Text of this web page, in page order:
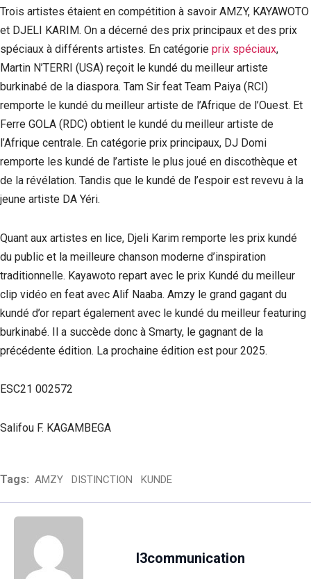
Trois artistes étaient en compétition à savoir AMZY, KAYAWOTO
et DJELI KARIM. On a décerné des prix principaux et des prix
spéciaux à différents artistes. En catégorie prix spéciaux,
Martin N’TERRI (USA) reçoit le kundé du meilleur artiste
burkinabé de la diaspora. Tam Sir feat Team Paiya (RCI)
remporte le kundé du meilleur artiste de l’Afrique de l’Ouest. Et
Ferre GOLA (RDC) obtient le kundé du meilleur artiste de
l’Afrique centrale. En catégorie prix principaux, DJ Domi
remporte les kundé de l’artiste le plus joué en discothèque et
de la révélation. Tandis que le kundé de l’espoir est revevu à la
jeune artiste DA Yéri.
Quant aux artistes en lice, Djeli Karim remporte les prix kundé
du public et la meilleure chanson moderne d’inspiration
traditionnelle. Kayawoto repart avec le prix Kundé du meilleur
clip vidéo en feat avec Alif Naaba. Amzy le grand gagant du
kundé d’or repart également avec le kundé du meilleur featuring
burkinabé. Il a succède donc à Smarty, le gagnant de la
précédente édition. La prochaine édition est pour 2025.
ESC21 002572
Salifou F. KAGAMBEGA
Tags: AMZY DISTINCTION KUNDE
l3communication